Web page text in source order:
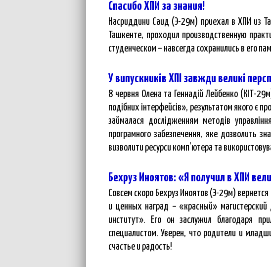
Спасибо ХПИ за знания!
Насриддини Саид (Э-29м) приехал в ХПИ из
Ташкенте, проходил производственную
студенческом – навсегда сохранились в его
У випускників ХПІ завжди великі
8 червня Олена та Геннадій Лейбенко (КІТ-
подібних інтерфейсів», результатом якого є
займалася дослідженням методів
програмного забезпечення, яке дозволить
визволити ресурси комп’ютера та
Бехруз Иноятов: «Я получил в ХПИ
Совсем скоро Бехруз Иноятов (Э-29м)
и ценных наград – «красный» магистерский
институт». Его он заслужил благодаря
специалистом. Уверен, что родители и
счастье и радость!